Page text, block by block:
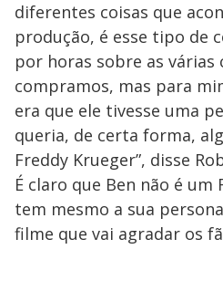
diferentes coisas que
produção, é esse tipo de
por horas sobre as várias
compramos, mas para
era que ele tivesse uma
queria, de certa forma,
Freddy Krueger”, disse
É claro que Ben não é um
tem mesmo a sua
filme que vai agradar os